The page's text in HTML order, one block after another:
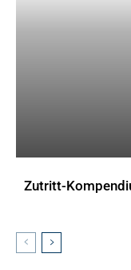
Zutritt-